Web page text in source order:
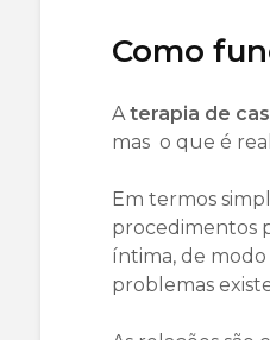
Como
Aterapia de
mas o que é
Em termos
procedimentos
íntima, de
problemas